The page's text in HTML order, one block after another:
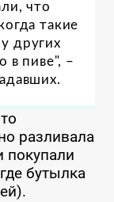
что
такие
других
в пиве", –
разливала
покупали
бутылка